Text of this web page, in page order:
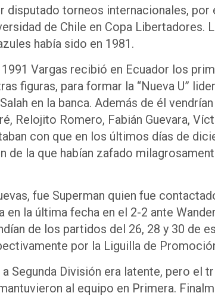
disputado torneos internacionales,
de Chile en Copa Libertadores.
había sido en 1981.
Vargas recibió en Ecuador los
figuras, para formar la “Nueva U”
en la banca. Además de él
Relojito Romero, Fabián Guevara,
con que en los últimos días de
de la que habían zafado
fue Superman quien fue
en la última fecha en el 2-2 ante
de los partidos del 26, 28 y 30 de
por la Liguilla de
Segunda División era latente, pero el
al equipo en Primera.